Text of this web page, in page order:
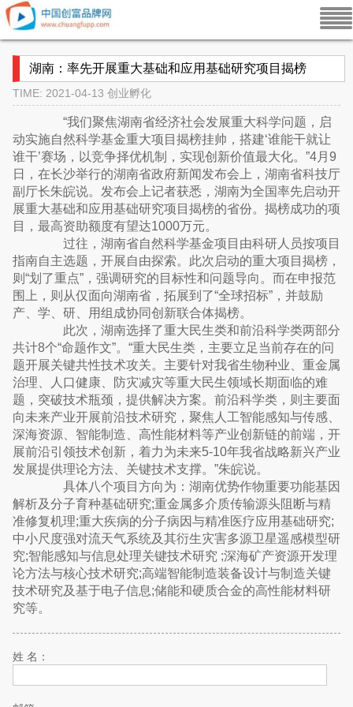
湖南：率先开展重大基础和应用基础研究项目揭榜
TIME: 2021-04-13 创业孵化
“我们聚焦湖南省经济社会发展重大科学问题，启
动实施自然科学基金重大项目揭榜挂帅，搭建‘谁能干就让
谁干’赛场，以竞争择优机制，实现创新价值最大化。”4月9
日，在长沙举行的湖南省政府新闻发布会上，湖南省科技厅
副厅长朱皖说。发布会上记者获悉，湖南为全国率先启动开
展重大基础和应用基础研究项目揭榜的省份。揭榜成功的项
目，最高资助额度有望达1000万元。
过往，湖南省自然科学基金项目由科研人员按项目
指南自主选题，开展自由探索。此次启动的重大项目揭榜，
则“划了重点”，强调研究的目标性和问题导向。而在申报范
围上，则从仅面向湖南省，拓展到了“全球招标”，并鼓励
产、学、研、用组成协同创新联合体揭榜。
此次，湖南选择了重大民生类和前沿科学类两部分
共计8个“命题作文”。“重大民生类，主要立足当前存在的问
题开展关键共性技术攻关。主要针对我省生物种业、重金属
治理、人口健康、防灾减灾等重大民生领域长期面临的难
题，突破技术瓶颈，提供解决方案。前沿科学类，则主要面
向未来产业开展前沿技术研究，聚焦人工智能感知与传感、
深海资源、智能制造、高性能材料等产业创新链的前端，开
展前沿引领技术创新，着力为未来5-10年我省战略新兴产业
发展提供理论方法、关键技术支撑。”朱皖说。
具体八个项目方向为：湖南优势作物重要功能基因
解析及分子育种基础研究;重金属多介质传输源头阻断与精
准修复机理;重大疾病的分子病因与精准医疗应用基础研究;
中小尺度强对流天气系统及其衍生灾害多源卫星遥感模型研
究;智能感知与信息处理关键技术研究 ;深海矿产资源开发理
论方法与核心技术研究;高端智能制造装备设计与制造关键
技术研究及基于电子信息;储能和硬质合金的高性能材料研
究等。
姓 名：